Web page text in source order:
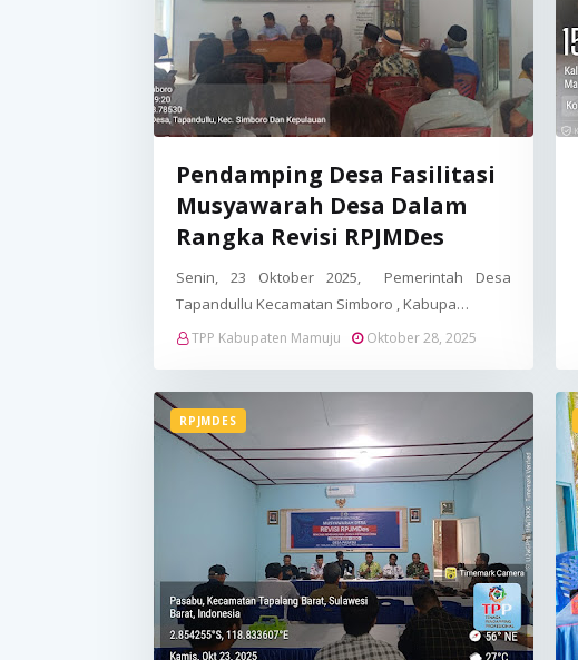
Pendamping Desa Fasilitasi
Musyawarah Desa Dalam
Rangka Revisi RPJMDes
Senin, 23 Oktober 2025, Pemerintah Desa
Tapandullu Kecamatan Simboro , Kabupa…
TPP Kabupaten Mamuju Oktober 28, 2025
RPJMDES